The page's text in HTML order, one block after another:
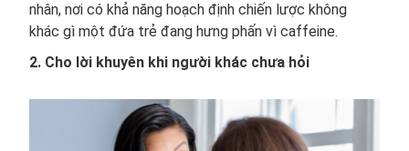
nhân, nơi có khả năng hoạch định chiến lược không
khác gì một đứa trẻ đang hưng phấn vì caffeine.
2. Cho lời khuyên khi người khác chưa hỏi